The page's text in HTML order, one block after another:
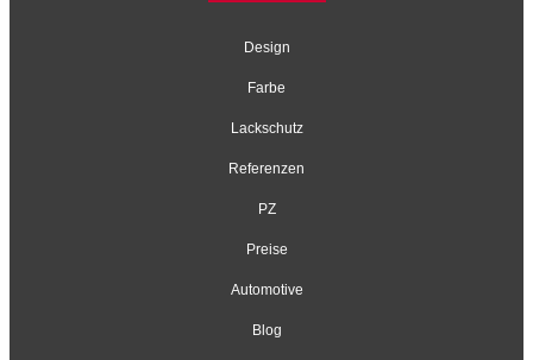
Design
Farbe
Lackschutz
Referenzen
PZ
Preise
Automotive
Blog